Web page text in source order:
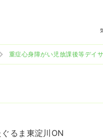
重症心身障がい児放課後等デイ
るま東淀川ON